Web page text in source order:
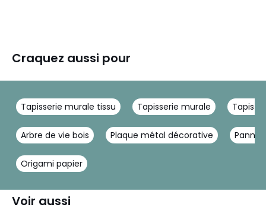
Craquez aussi pour
Tapisserie murale tissu Tapisserie murale Tapis
Arbre de vie bois Plaque métal décorative
Origami papier
Voir aussi